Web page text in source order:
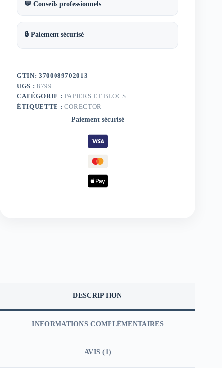
💬 Conseils professionnels
🔒 Paiement sécurisé
GTIN: 3700089702013
UGS : 8799
CATÉGORIE : PAPIERS ET BLOCS
ÉTIQUETTE : CORECTOR
Paiement sécurisé
DESCRIPTION
INFORMATIONS COMPLÉMENTAIRES
AVIS (1)